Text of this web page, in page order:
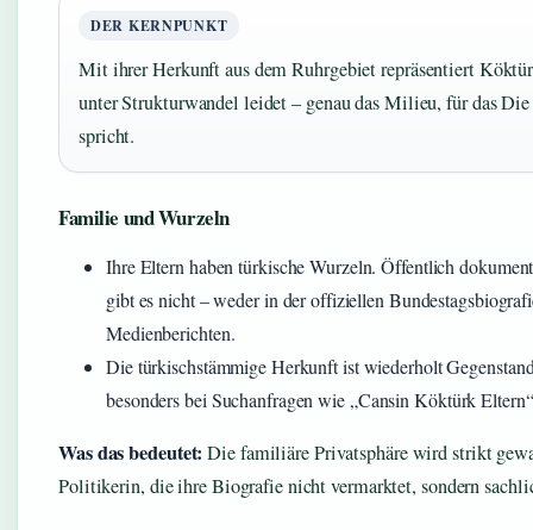
DER KERNPUNKT
Mit ihrer Herkunft aus dem Ruhrgebiet repräsentiert
unter Strukturwandel leidet – genau das Milieu, für das
spricht.
Familie und Wurzeln
Ihre Eltern haben türkische Wurzeln. Öffentlich
gibt es nicht – weder in der offiziellen
Medienberichten.
Die türkischstämmige Herkunft ist wiederholt
besonders bei Suchanfragen wie „Cansin Köktürk
Was das bedeutet: Die familiäre Privatsphäre wird strikt
Politikerin, die ihre Biografie nicht vermarktet, sondern